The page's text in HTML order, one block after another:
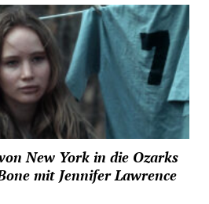
New York in die Ozarks
mit Jennifer Lawrence